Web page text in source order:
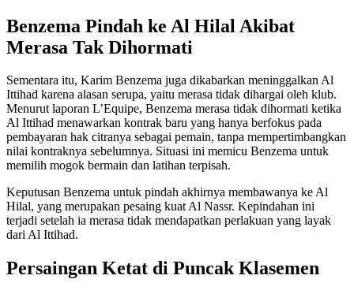
Benzema Pindah ke Al Hilal Akibat
Merasa Tak Dihormati
Sementara itu, Karim Benzema juga dikabarkan meninggalkan Al
Ittihad karena alasan serupa, yaitu merasa tidak dihargai oleh klub.
Menurut laporan L’Equipe, Benzema merasa tidak dihormati ketika
Al Ittihad menawarkan kontrak baru yang hanya berfokus pada
pembayaran hak citranya sebagai pemain, tanpa mempertimbangkan
nilai kontraknya sebelumnya. Situasi ini memicu Benzema untuk
memilih mogok bermain dan latihan terpisah.
Keputusan Benzema untuk pindah akhirnya membawanya ke Al
Hilal, yang merupakan pesaing kuat Al Nassr. Kepindahan ini
terjadi setelah ia merasa tidak mendapatkan perlakuan yang layak
dari Al Ittihad.
Persaingan Ketat di Puncak Klasemen